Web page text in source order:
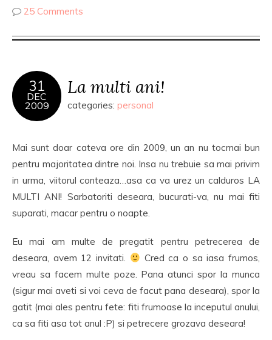
25 Comments
31
DEC
2009
La multi ani!
categories: personal
Mai sunt doar cateva ore din 2009, un an nu tocmai bun
pentru majoritatea dintre noi. Insa nu trebuie sa mai privim
in urma, viitorul conteaza…asa ca va urez un calduros LA
MULTI ANI! Sarbatoriti deseara, bucurati-va, nu mai fiti
suparati, macar pentru o noapte.
Eu mai am multe de pregatit pentru petrecerea de
deseara, avem 12 invitati.
Cred ca o sa iasa frumos,
vreau sa facem multe poze. Pana atunci spor la munca
(sigur mai aveti si voi ceva de facut pana deseara), spor la
gatit (mai ales pentru fete: fiti frumoase la inceputul anului,
ca sa fiti asa tot anul :P) si petrecere grozava deseara!